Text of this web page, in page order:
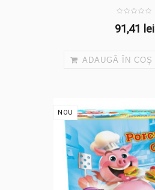
91,41 lei
ADAUGĂ ÎN COŞ
NOU